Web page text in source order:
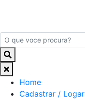
Home
Cadastrar / Logar